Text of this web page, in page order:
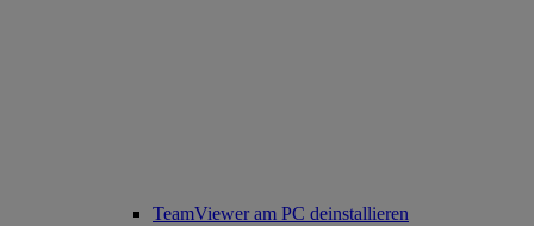
TeamViewer am PC deinstallieren